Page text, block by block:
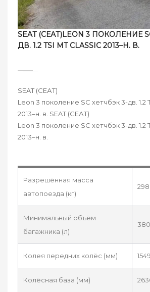
SEAT (СЕАТ)LEON 3 ПОКОЛЕНИЕ
ДВ. 1.2 TSI MT CLASSIC 2013–Н. В.
SEAT (СЕАТ)
Leon 3 поколение SC хетчбэк 3-дв. 1.2
2013–н. в. SEAT (СЕАТ)
Leon 3 поколение SC хетчбэк 3-дв. 1.2
2013–н. в.
Разрешённая масса
автопоезда (кг)
Минимальный объём
багажника (л)
380
Колея передних колёс (мм) 1549
Колёсная база (мм)